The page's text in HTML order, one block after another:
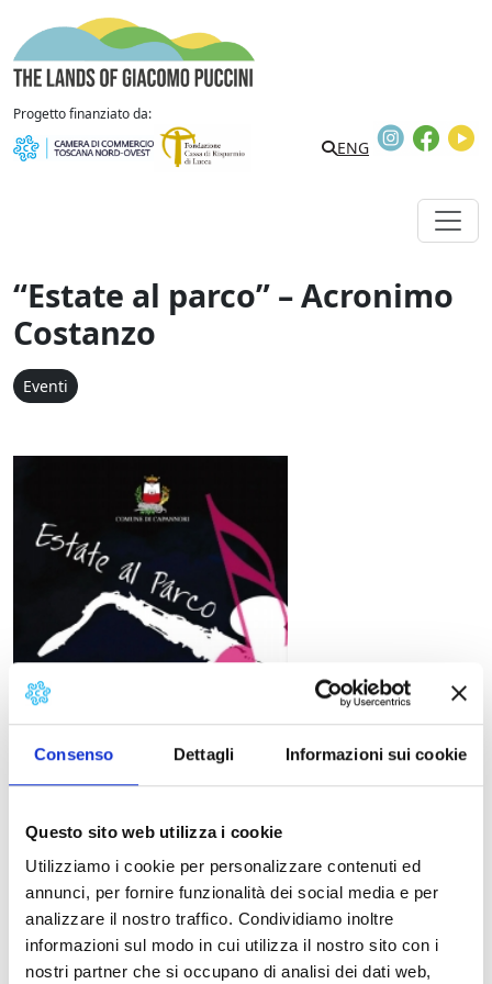
Consenso Dettagli Informazioni sui cookie
Questo sito web utilizza i cookie
Utilizziamo i cookie per personalizzare contenuti ed
annunci, per fornire funzionalità dei social media e per
analizzare il nostro traffico. Condividiamo inoltre
informazioni sul modo in cui utilizza il nostro sito con i
nostri partner che si occupano di analisi dei dati web,
Vai al contenuto
Progetto finanziato da:
Search
ENG
Instagram
“Estate al parco” – Acronimo
Costanzo
Eventi
Acronimo Costanzo
Il 7 agosto a Capannori, appuntamento con Acronimo
Costanzo e la “ti ti ti ti Band”: “Tutti inediti… tranne
Rino”.